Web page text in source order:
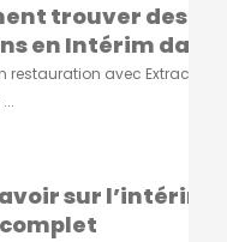
trouver des
en Intérim dans
restauration avec
sur l’intérim :